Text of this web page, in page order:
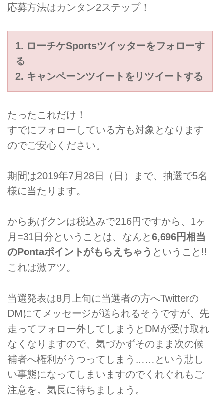
応募方法はカンタン2ステップ！
1. ローチケSportsツイッターをフォローす
る
2. キャンペーンツイートをリツイートする
たったこれだけ！
すでにフォローしている方も対象となります
のでご安心ください。
期間は2019年7月28日（日）まで、抽選で5名
様に当たります。
からあげクンは税込みで216円ですから、1ヶ
月=31日分ということは、なんと6,696円相当
のPontaポイントがもらえちゃう ということ!!
これは激アツ。
当選発表は8月上旬に当選者の方へTwitterの
DMにてメッセージが送られるそうですが、先
走ってフォロー外してしまうとDMが受け取れ
なくなりますので、気づかずそのまま次の候
補者へ権利がうつってしまう……という悲し
い事態になってしまいますのでくれぐれもご
注意を。気長に待ちましょう。